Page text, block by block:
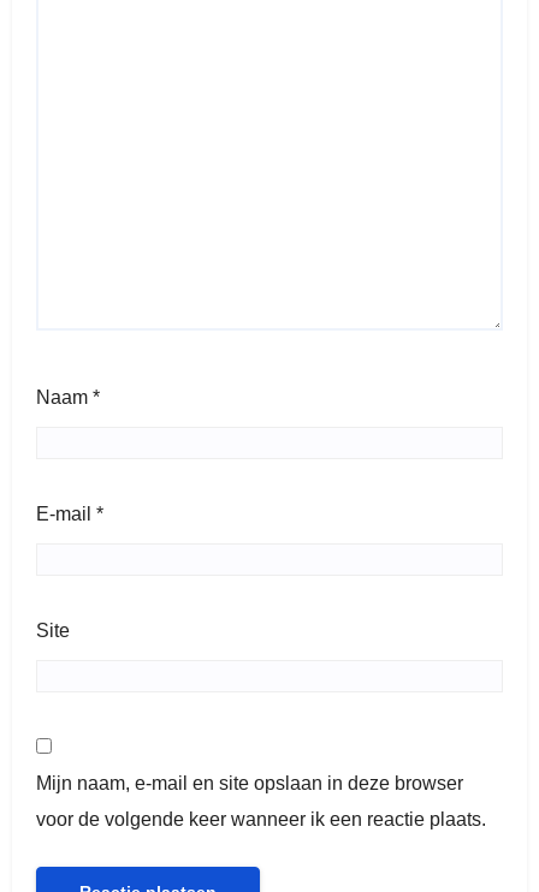
Naam *
E-mail *
Site
Mijn naam, e-mail en site opslaan in deze browser
voor de volgende keer wanneer ik een reactie plaats.